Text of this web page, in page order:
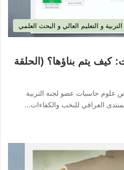
التربية و التعليم العالي و البحث العلمي
كيف يتم بناؤها؟ (الحلقة
حاسبات عضو لجنة التربية
العراقي للنخب والكفاءات…